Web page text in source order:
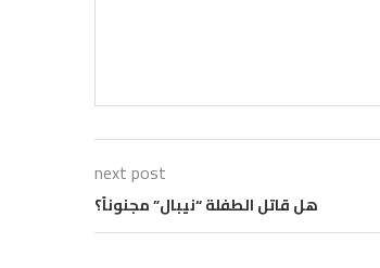
next post
هل قاتل الطفلة “نيبال” مجنوناً؟